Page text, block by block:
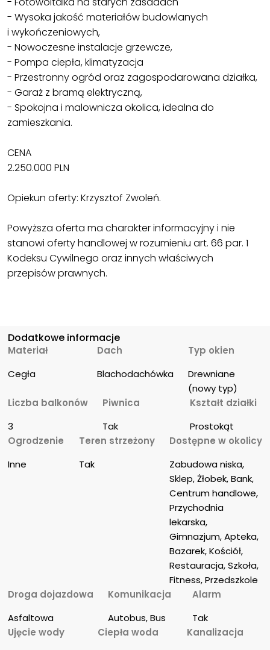
- Wysoka jakość materiałów budowlanych
i wykończeniowych,
- Nowoczesne instalacje grzewcze,
- Pompa ciepła, klimatyzacja
- Przestronny ogród oraz zagospodarowana działka,
- Garaż z bramą elektryczną,
- Spokojna i malownicza okolica, idealna do
zamieszkania.
CENA
2.250.000 PLN
Opiekun oferty: Krzysztof Zwoleń.
Powyższa oferta ma charakter informacyjny i nie
stanowi oferty handlowej w rozumieniu art. 66 par. 1
Kodeksu Cywilnego oraz innych właściwych
przepisów prawnych.
Dodatkowe informacje
Materiał
Cegła
Dach
Blachodachówka
Typ okien
Drewniane
(nowy typ)
Liczba balkonów
3
Piwnica
Tak
Kształt działki
Prostokąt
Ogrodzenie
Inne
Teren strzeżony
Tak
Dostępne w okolicy
Zabudowa niska,
Sklep, Żłobek, Bank,
Centrum handlowe,
Przychodnia
lekarska,
Gimnazjum, Apteka,
Bazarek, Kościół,
Restauracja, Szkoła,
Fitness, Przedszkole
Droga dojazdowa
Asfaltowa
Komunikacja
Autobus, Bus
Alarm
Tak
Ujęcie wody
Ciepła woda
Kanalizacja